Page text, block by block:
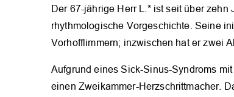
Der 67-jährige Herr L.* ist seit über
rhythmologische Vorgeschichte. Seine
Vorhofflimmern; inzwischen hat er zwei
Aufgrund eines Sick-Sinus-Syndroms
einen Zweikammer-Herzschrittmacher.